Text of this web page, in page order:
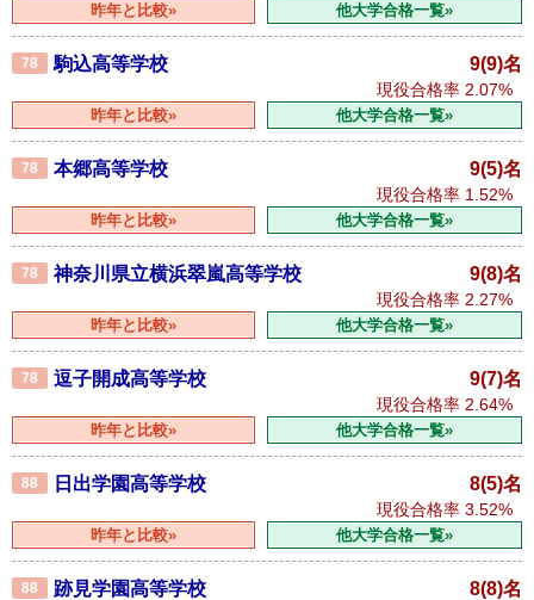
昨年と比較» 他大学合格一覧»
78 駒込高等学校 9(9)名
現役合格率 2.07%
昨年と比較» 他大学合格一覧»
78 本郷高等学校 9(5)名
現役合格率 1.52%
昨年と比較» 他大学合格一覧»
78 神奈川県立横浜翠嵐高等学校 9(8)名
現役合格率 2.27%
昨年と比較» 他大学合格一覧»
78 逗子開成高等学校 9(7)名
現役合格率 2.64%
昨年と比較» 他大学合格一覧»
88 日出学園高等学校 8(5)名
現役合格率 3.52%
昨年と比較» 他大学合格一覧»
88 跡見学園高等学校 8(8)名